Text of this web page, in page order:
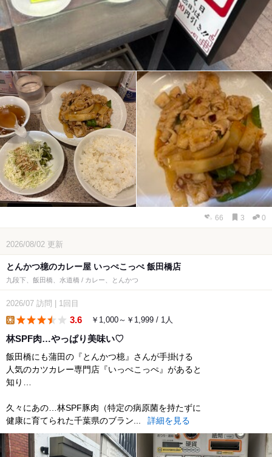
66 3 0
2026/08/02 更新
とんかつ檍のカレー屋 いっぺこっぺ 飯田橋店
九段下、飯田橋、水道橋 / カレー、とんかつ
2026/07 訪問 1回目
3.6 ￥1,000～￥1,999 / 1人
林SPF肉…やっぱり美味い♡
飯田橋にも蒲田の『とんかつ檍』さんが手掛ける
人気のカツカレー専門店『いっぺこっぺ』があると
知り…
久々にあの…林SPF豚肉（特定の病原菌を持たずに
健康に育てられた千葉県のブラン...
詳細を見る